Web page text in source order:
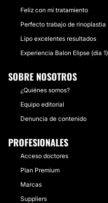
Feliz con mi tratamiento
Perfecto trabajo de rinoplastia
Lipo excelentes resultados
Experiencia Balon Elipse (dia 1)
SOBRE NOSOTROS
¿Quiénes somos?
Equipo editorial
Denuncia de contenido
PROFESIONALES
Acceso doctores
Plan Premium
Marcas
Suppliers